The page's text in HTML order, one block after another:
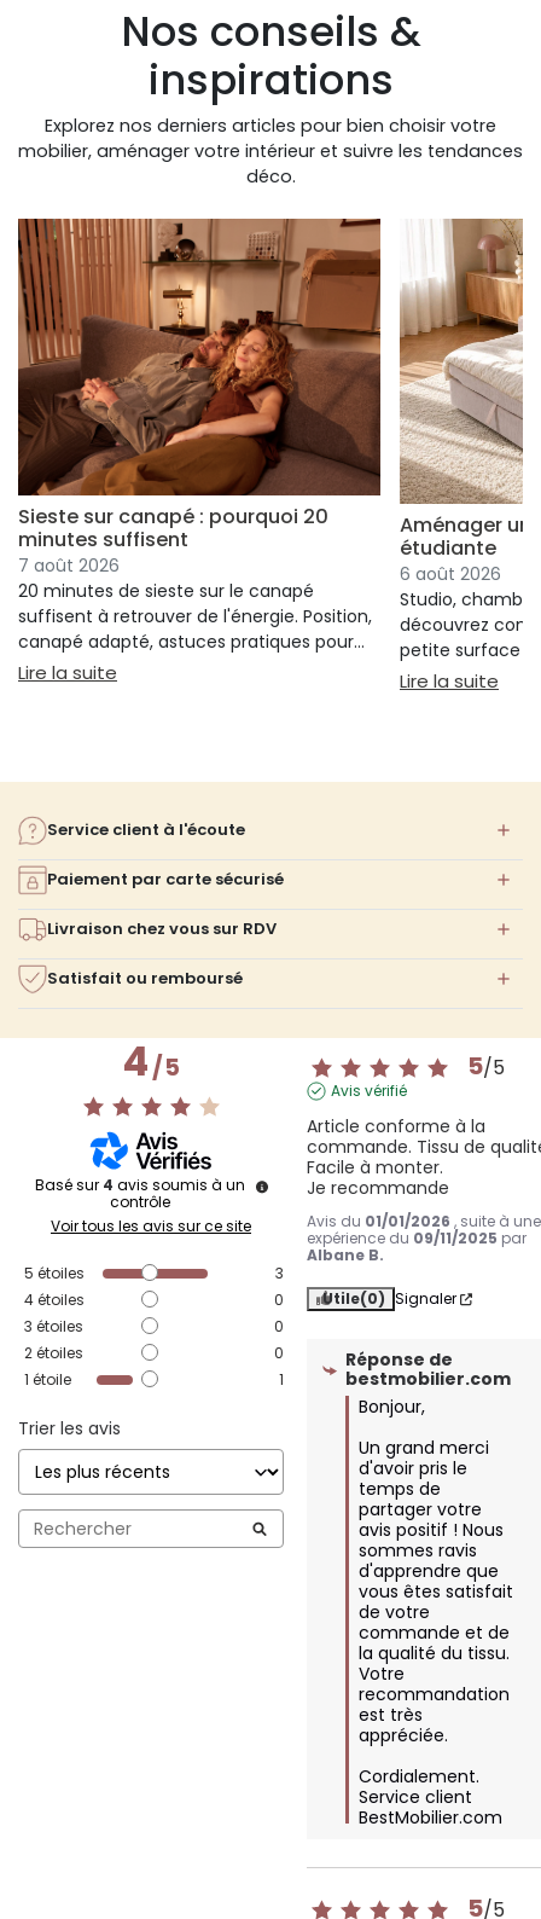
Nos conseils &
inspirations
Explorez nos derniers articles pour bien choisir votre
mobilier, aménager votre intérieur et suivre les tendances
déco.
Sieste sur canapé : pourquoi 20
minutes suffisent
7 août 2026
20 minutes de sieste sur le canapé
suffisent à retrouver de l'énergie. Position,
canapé adapté, astuces pratiques pour
bien s'installer.
Lire la suite : Sieste sur canapé : pourquoi 20 minutes
Aménager un
étudiante
6 août 2026
Studio,
découvrez
petite surface à
confort ni
Lire la suite
Service client à l'écoute
Paiement par carte sécurisé
Livraison chez vous sur RDV
Satisfait ou remboursé
4/5
Basé sur 4 avis soumis à un
contrôle
Voir tous les avis sur ce site
5 étoiles
3
4étoiles
0
3 étoiles
0
2étoiles
0
1 étoile 1
Trier les avis
5/5
Avis vérifié
Article conforme à la
commande. Tissu de
Facile à monter.
Je recommande
Avis du 01/01/2026 , suite à une
expérience du 09/11/2025 par
Albane B.
Utile(0) Signaler
Réponse de
bestmobilier.com
Bonjour,
Un grand merci
d'avoir pris le
temps de
partager votre
avis positif ! Nous
sommes ravis
d'apprendre que
vous êtes satisfait
de votre
commande et de
la qualité du tissu.
Votre
recommandation
est très
appréciée.
Cordialement.
Service client
BestMobilier.com
5/5